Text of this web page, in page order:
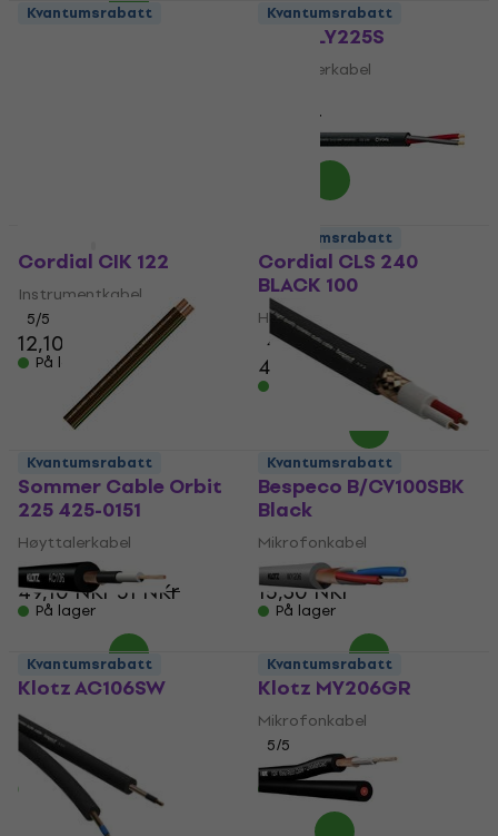
Klotz LY225S
Høyttalerkabel
41 NKr
På lager
Kvantumsrabatt
Cordial CIK 122
Instrumentkabel
5/5
12,10 NKr
På lager
Kvantumsrabatt
Cordial CLS 240
BLACK 100
Høyttalerkabel
4,8/5
48,50 NKr
Sommer Cable Orbit
225 425-0151
Høyttalerkabel
5/5
49,10 NKr51 NKr
På lager
Kvantumsrabatt
Bespeco B/CV100SBK
Black
Mikrofonkabel
4,7/5
15,30 NKr
På lager
Kvantumsrabatt
Klotz AC106SW
Instrumentkabel
4,9/5
23 NKr
På lager
Kvantumsrabatt
Klotz MY206GR
Mikrofonkabel
5/5
21 NKr
På lager
Kvantumsrabatt Kvantumsrabatt